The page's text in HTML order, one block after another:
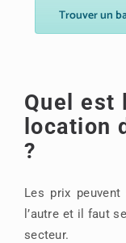
Trouver un
Quel est
location
?
Les prix
l’autre et il faut
secteur.